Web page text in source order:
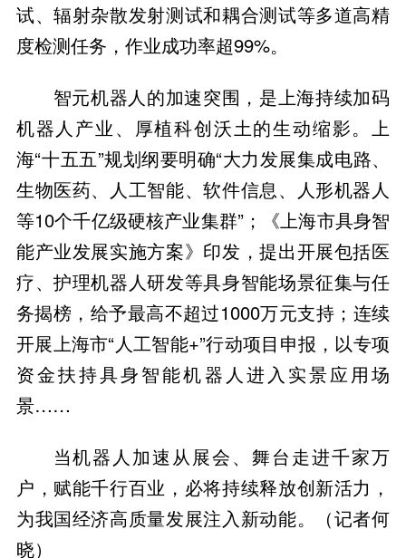
试、辐射杂散发射测试和耦合测试等多道高精
度检测任务，作业成功率超99%。
智元机器人的加速突围，是上海持续加码
机器人产业、厚植科创沃土的生动缩影。上
海“十五五”规划纲要明确“大力发展集成电路、
生物医药、人工智能、软件信息、人形机器人
等10个千亿级硬核产业集群”；《上海市具身智
能产业发展实施方案》印发，提出开展包括医
疗、护理机器人研发等具身智能场景征集与任
务揭榜，给予最高不超过1000万元支持；连续
开展上海市“人工智能+”行动项目申报，以专项
资金扶持具身智能机器人进入实景应用场
景……
当机器人加速从展会、舞台走进千家万
户，赋能千行百业，必将持续释放创新活力，
为我国经济高质量发展注入新动能。（记者何
晓）